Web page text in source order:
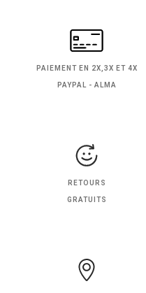
PAIEMENT EN 2X,3X ET 4X
PAYPAL - ALMA
RETOURS
GRATUITS